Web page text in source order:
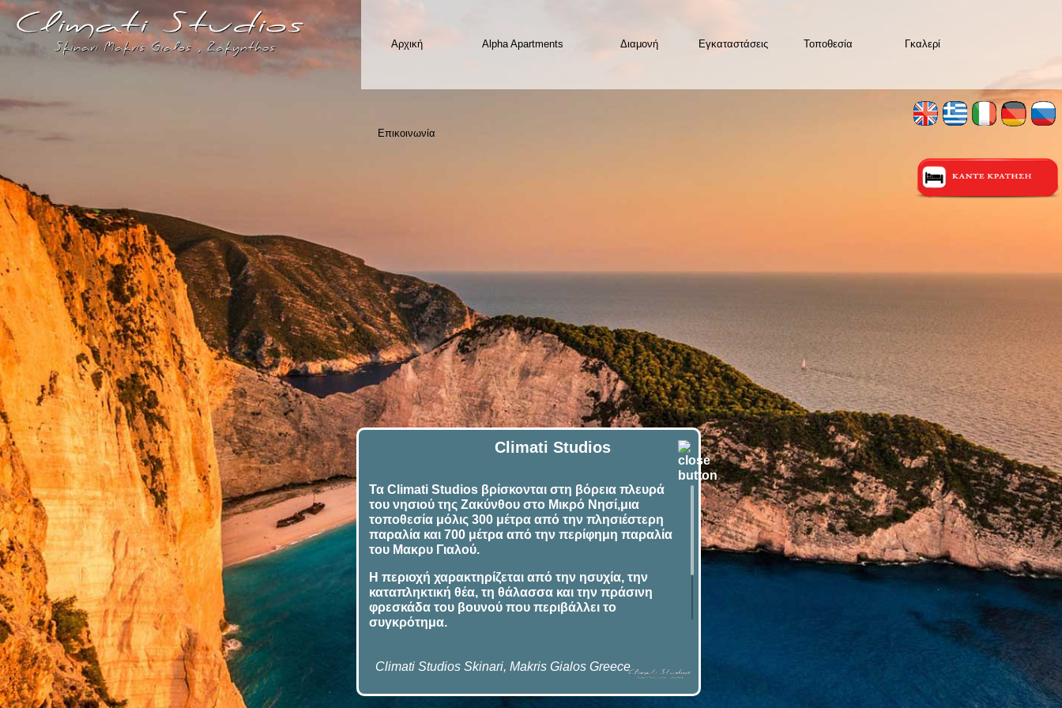
Αρχική Alpha Apartments Διαμονή Eγκαταστάσεις Τοποθεσία Γκαλερί
Επικοινωνία
Climati Studios
Τα Climati Studios βρίσκονται στη βόρεια πλευρά
του νησιού της Ζακύνθου στο Μικρό Νησί,μια
τοποθεσία μόλις 300 μέτρα από την πλησιέστερη
παραλία και 700 μέτρα από την περίφημη παραλία
του Μακρυ Γιαλού.
Η περιοχή χαρακτηρίζεται από την ησυχία, την
καταπληκτική θέα, τη θάλασσα και την πράσινη
φρεσκάδα του βουνού που περιβάλλει το
συγκρότημα.
και να επισκεπτείτε τίς διάσημες Γαλάζιες Σπηλιές
και την ομορφότερη παραλία της Μεσογείου, το
Ναυάγιο.
Climati Studios Skinari, Makris Gialos Greece